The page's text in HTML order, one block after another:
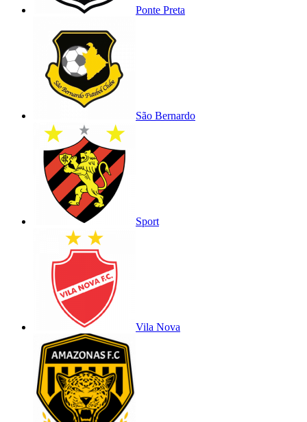
Ponte Preta
São Bernardo
Sport
Vila Nova